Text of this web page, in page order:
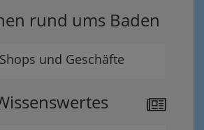
rund ums Baden
und Geschäfte